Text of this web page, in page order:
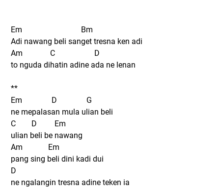
Em Bm
Adi nawang beli sanget tresna ken adi
Am C D
to nguda dihatin adine ada ne lenan
**
Em D G
ne mepalasan mula ulian beli
C D Em
ulian beli be nawang
Am Em
pang sing beli dini kadi dui
D
ne ngalangin tresna adine teken ia